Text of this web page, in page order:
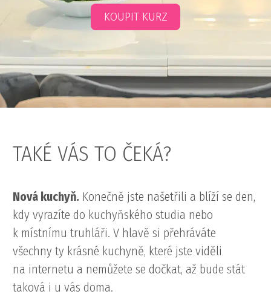
KOUPIT KURZ
TAKÉ VÁS TO ČEKÁ?
Nová kuchyň. Konečně jste našetřili a blíží se den,
kdy vyrazíte do kuchyňského studia nebo
k místnímu truhláři. V hlavě si přehráváte
všechny ty krásné kuchyně, které jste viděli
na internetu a nemůžete se dočkat, až bude stát
taková i u vás doma.